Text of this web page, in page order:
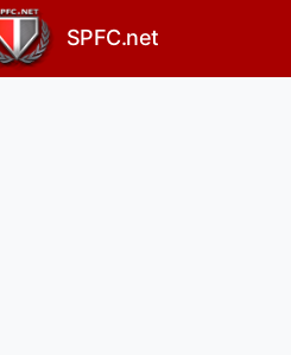
SPFC.net